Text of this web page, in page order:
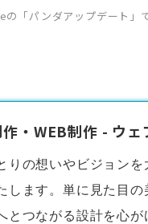
の「パンダアップデート」
・WEB制作 - ウェ
の想いやビジョンを
します。単に見た目
とつながる設計を心